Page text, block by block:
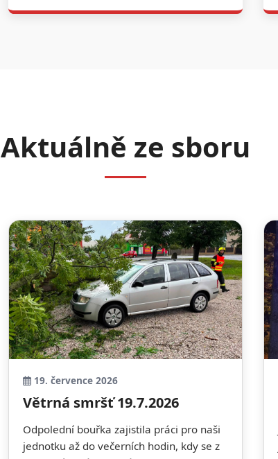
Aktuálně ze sboru
19. července 2026
Větrná smršť 19.7.2026
Odpolední bouřka zajistila práci pro naši
jednotku až do večerních hodin, kdy se z